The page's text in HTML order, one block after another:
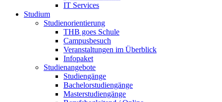
IT Services
Studium
Studienorientierung
THB goes Schule
Campusbesuch
Veranstaltungen im Überblick
Infopaket
Studienangebote
Studiengänge
Bachelorstudiengänge
Masterstudiengänge